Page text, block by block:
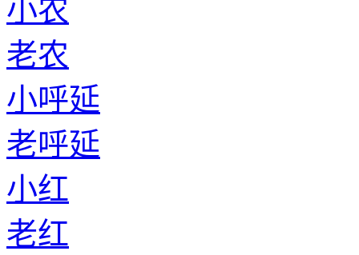
小农
老农
小呼延
老呼延
小红
老红